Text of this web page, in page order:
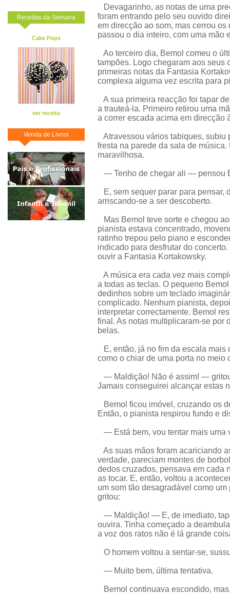
Receitas da Semana
Cake Pops
ver receita
Venda de Livros
Devagarinho, as notas de uma
foram entrando pelo seu ouvido
em direcção ao som, mas cerrou
passou o dia inteiro, com uma mão
Ao terceiro dia, Bemol comeu o
tampões. Logo chegaram aos seus
primeiras notas da Fantasia
complexa alguma vez escrita para
A sua primeira reacção foi tapar
a trauteá-la. Primeiro retirou uma
a correr escada acima em direcção
Atravessou vários tabiques, subiu
fresta na parede da sala de
maravilhosa.
— Tenho de chegar ali — pensou
E, sem sequer parar para pensar,
arriscando-se a ser descoberto.
Mas Bemol teve sorte e chegou
pianista estava concentrado,
ratinho trepou pelo piano e
indicado para desfrutar do
ouvir a Fantasia Kortakowsky.
A música era cada vez mais
a todas as teclas. O pequeno
dedinhos sobre um teclado
complicado. Nenhum pianista,
interpretar correctamente. Bemol
final. As notas multiplicaram-se por
belas.
E, então, já no fim da escala mais
como o chiar de uma porta no meio
— Maldição! Não é assim! —
Jamais conseguirei alcançar estas
Bemol ficou imóvel, cruzando os
Então, o pianista respirou fundo e
— Está bem, vou tentar mais uma
As suas mãos foram acariciando
verdade, pareciam montes de
dedos cruzados, pensava em cada
as tocar. E, então, voltou a
um som tão desagradável como
gritou:
— Maldição! — E, de imediato,
ouvira. Tinha começado a
a voz dos ratos não é lá grande
O homem voltou a sentar-se,
— Muito bem, última tentativa.
Bemol continuava escondido,